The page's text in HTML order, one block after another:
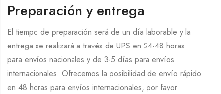
Preparación y entrega
El tiempo de preparación será de un día laborable y la
entrega se realizará a través de UPS en 24-48 horas
para envíos nacionales y de 3-5 días para envíos
internacionales. Ofrecemos la posibilidad de envío rápido
en 48 horas para envíos internacionales, por favor